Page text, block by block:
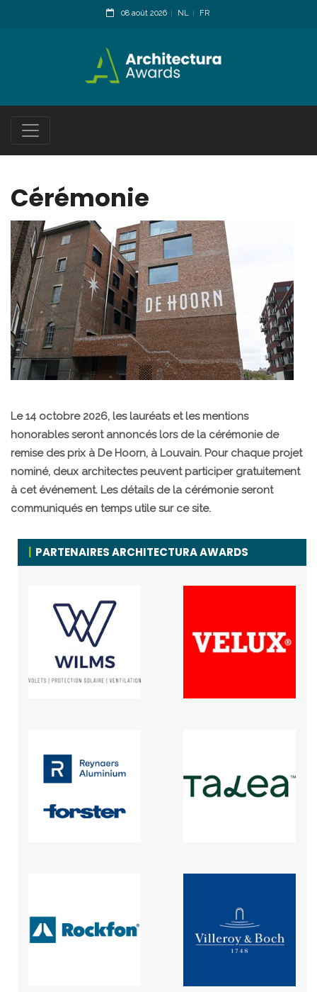
08 août 2026 NL FR
Cérémonie
Le 14 octobre 2026, les lauréats et les mentions
honorables seront annoncés lors de la cérémonie de
remise des prix à De Hoorn, à Louvain. Pour chaque projet
nominé, deux architectes peuvent participer gratuitement
à cet événement. Les détails de la cérémonie seront
communiqués en temps utile sur ce site.
PARTENAIRES ARCHITECTURA AWARDS